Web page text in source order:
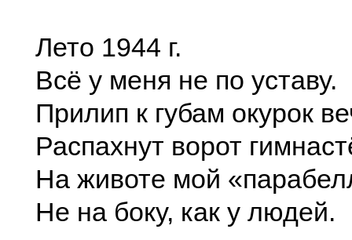
Лето 1944 г.
Всё у меня не по уставу.
Прилип к губам окурок
Распахнут ворот
На животе мой
Не на боку, как у людей.